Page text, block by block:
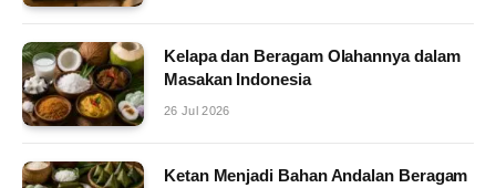
Kelapa dan Beragam Olahannya dalam
Masakan Indonesia
26 Jul 2026
Ketan Menjadi Bahan Andalan Beragam